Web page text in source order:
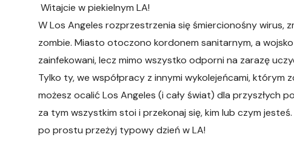
Witajcie w piekielnym LA!
W Los Angeles rozprzestrzenia się śmiercionośny wirus,
zombie. Miasto otoczono kordonem sanitarnym, a
zainfekowani, lecz mimo wszystko odporni na zarazę
Tylko ty, we współpracy z innymi wykolejeńcami,
możesz ocalić Los Angeles (i cały świat) dla przyszłych
za tym wszystkim stoi i przekonaj się, kim lub czym
po prostu przeżyj typowy dzień w LA!